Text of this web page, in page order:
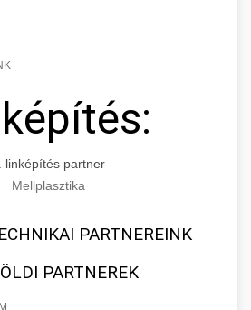
linképítés partner
Mellplasztika
PARTNEREINK
PARTNEREK